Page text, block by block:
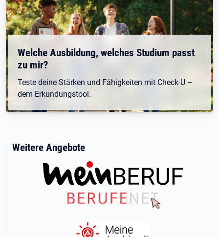
Welche Ausbildung, welches Studium passt
zu mir?
Teste deine Stärken und Fähigkeiten mit Check-U –
dem Erkundungstool.
Weitere Angebote